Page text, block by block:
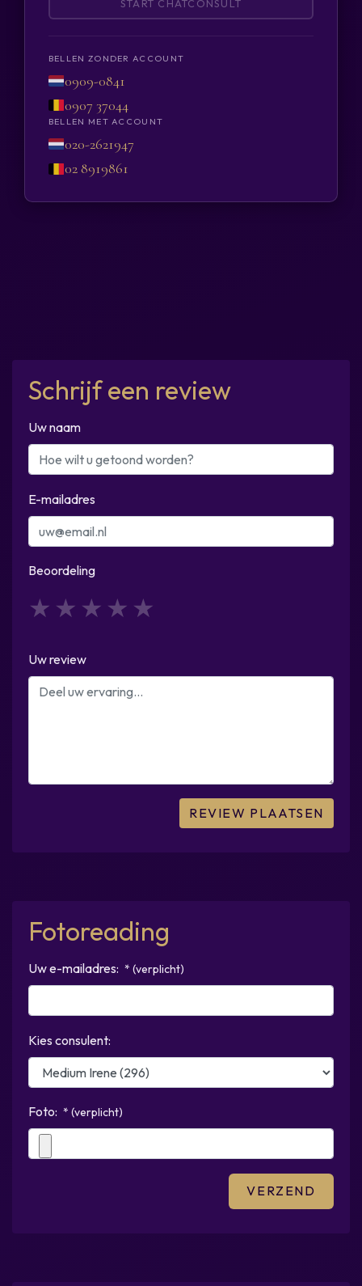
START CHATCONSULT
BELLEN ZONDER ACCOUNT
0909-0841
0907 37044
BELLEN MET ACCOUNT
020-2621947
02 8919861
Schrijf een review
Uw naam
E-mailadres
Beoordeling
4
3
2
1
Uw review
Fotoreading
Uw e-mailadres: * (verplicht)
Kies consulent:
Foto: * (verplicht)